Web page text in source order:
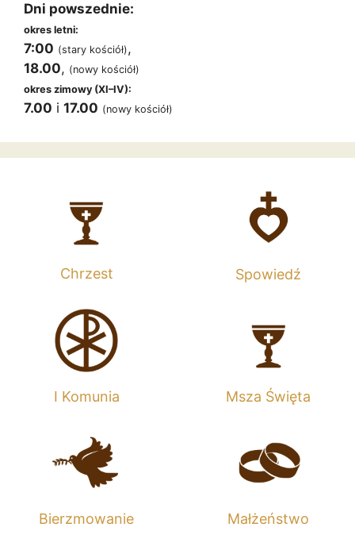
Dni powszednie:
okres letni:
7:00 (stary kościół),
18.00, (nowy kościół)
okres zimowy (XI–IV):
7.00 i 17.00 (nowy kościół)
Chrzest Spowiedź
I Komunia Msza Święta
Bierzmowanie Małżeństwo